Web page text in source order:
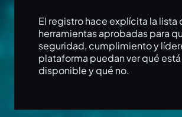
El registro hace explícita la lista
herramientas aprobadas para
seguridad, cumplimiento y
plataforma puedan ver qué está
disponible y qué no.